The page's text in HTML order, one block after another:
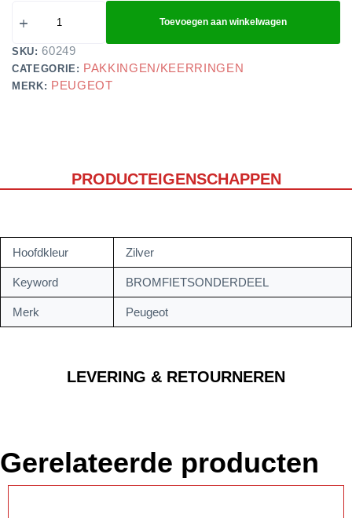
Toevoegen aan winkelwagen
SKU:60249
CATEGORIE: PAKKINGEN/KEERRINGEN
MERK: PEUGEOT
PRODUCTEIGENSCHAPPEN
LEVERING & RETOURNEREN
Hoofdkleur Zilver
Keyword BROMFIETSONDERDEEL
Merk Peugeot
Gerelateerde producten